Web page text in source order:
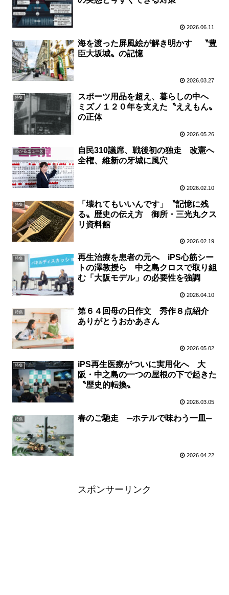
2026.06.11
地域
海を渡った屏風絵が解き明かす 〝豊
臣大坂城〟の記憶
2026.03.27
特集
スポーツ用品を超え、暮らしの中へ
ミズノ１２０年を支えた〝ええもん〟
の正体
2026.05.26
わかるニュース
自民310議席、戦後初の独走 改憲へ
全権、維新の牙城に風穴
2026.02.10
特集
「壊れてもいいんです」〝記憶に残
る〟歴史の伝え方 御所・三光丸クス
リ資料館
2026.02.19
特集
再生治療を患者の元へ iPS心筋シー
トの澤教授ら 中之島クロスで取り組
む「大阪モデル」の必要性を強調
2026.04.10
特集
第６４回母の日作文 秀作８点紹介
ありがとうおかあさん
2026.05.02
特集
iPS再生医療がついに実用化へ 大
阪・中之島の一つの屋根の下で起きた
〝歴史的転換〟
2026.03.05
特集 春のご馳走 ─ホテルで味わう一皿─
2026.04.22
スポンサーリンク